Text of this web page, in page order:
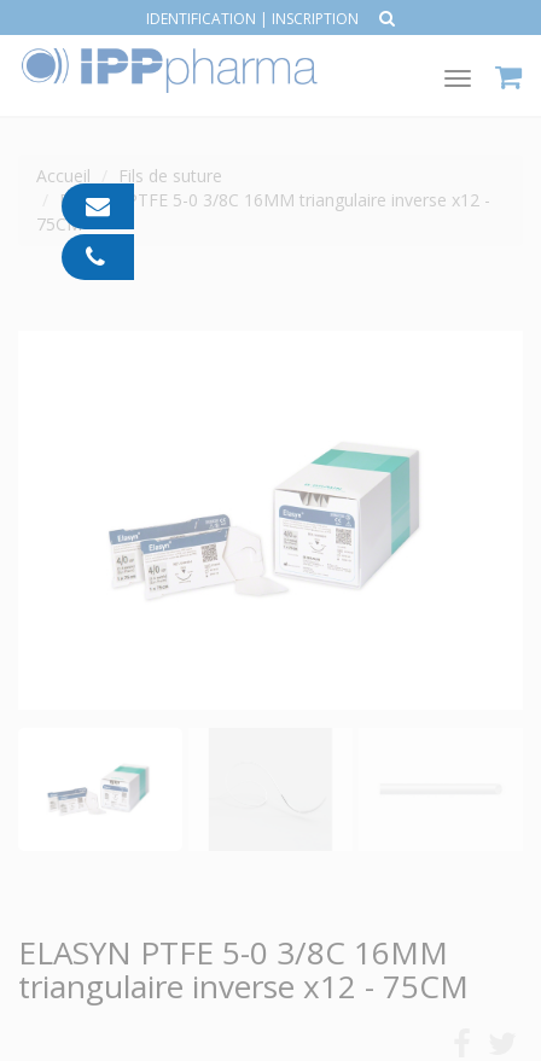
IDENTIFICATION | INSCRIPTION
Toggle
Accueil
Fils de suture
ELASYN PTFE 5-0 3/8C 16MM triangulaire inverse x12 -
75CM
ELASYN PTFE 5-0 3/8C 16MM
triangulaire inverse x12 - 75CM
contact@ipp-
pharma.com
91